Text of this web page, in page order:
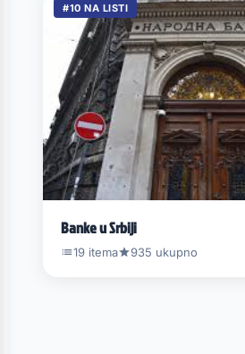
#10 NA LISTI
Banke u Srbiji
19 itema 935 ukupno